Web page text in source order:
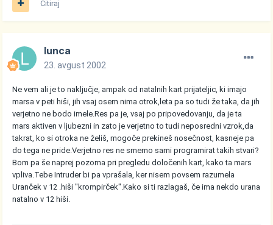
Citiraj
lunca
23. avgust 2002
Ne vem ali je to naključje, ampak od natalnih kart prijateljic, ki imajo
marsa v peti hiši, jih vsaj osem nima otrok,leta pa so tudi že taka, da jih
verjetno ne bodo imele.Res pa je, vsaj po pripovedovanju, da je ta
mars aktiven v ljubezni in zato je verjetno to tudi neposredni vzrok,da
takrat, ko si otroka ne želiš, mogoče prekineš nosečnost, kasneje pa
do tega ne pride.Verjetno res ne smemo sami programirat takih stvari?
Bom pa še naprej pozorna pri pregledu določenih kart, kako ta mars
vpliva.Tebe Intruder bi pa vprašala, ker nisem povsem razumela
Uranček v 12 .hiši "krompirček".Kako si ti razlagaš, če ima nekdo urana
natalno v 12 hiši.